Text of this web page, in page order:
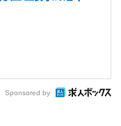
Sponsored by